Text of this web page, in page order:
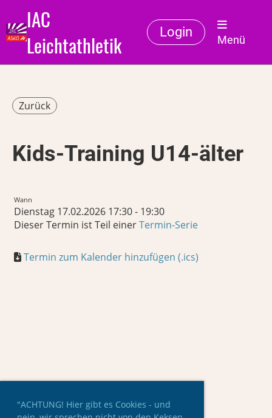
"ACHTUNG! Hier gibt es Cookies - und
IAC
Leichtathletik
Login
Menü
Zurück
Kids-Training U14-älter
Wann
Dienstag 17.02.2026 17:30 - 19:30
Dieser Termin ist Teil einerTermin-Serie
Termin zum Kalender hinzufügen (.ics)